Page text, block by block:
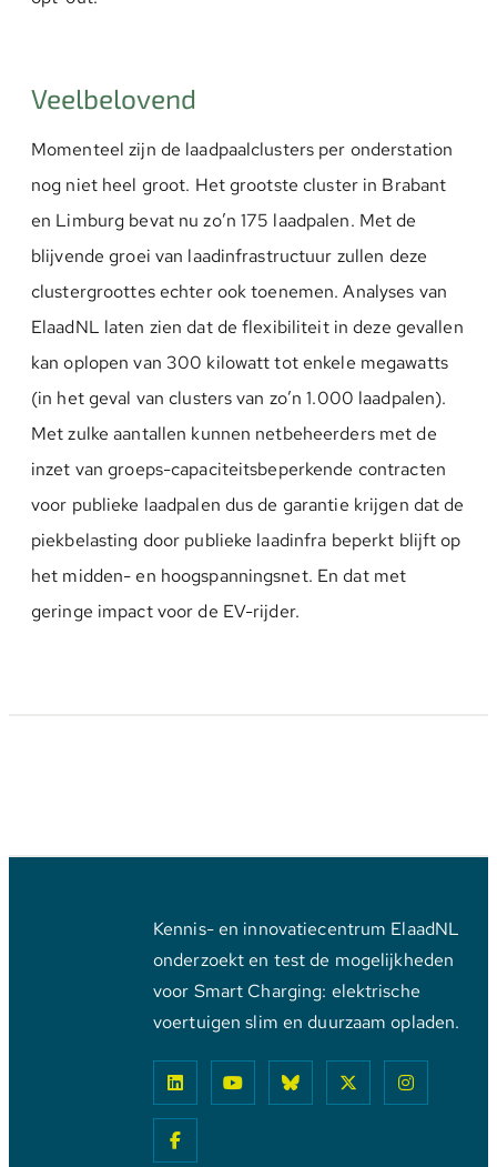
Veelbelovend
Momenteel zijn de laadpaalclusters per onderstation
nog niet heel groot. Het grootste cluster in Brabant
en Limburg bevat nu zo’n 175 laadpalen. Met de
blijvende groei van laadinfrastructuur zullen deze
clustergroottes echter ook toenemen. Analyses van
ElaadNL laten zien dat de flexibiliteit in deze gevallen
kan oplopen van 300 kilowatt tot enkele megawatts
(in het geval van clusters van zo’n 1.000 laadpalen).
Met zulke aantallen kunnen netbeheerders met de
inzet van groeps-capaciteitsbeperkende contracten
voor publieke laadpalen dus de garantie krijgen dat de
piekbelasting door publieke laadinfra beperkt blijft op
het midden- en hoogspanningsnet. En dat met
geringe impact voor de EV-rijder.
Kennis- en innovatiecentrum ElaadNL
onderzoekt en test de mogelijkheden
voor Smart Charging: elektrische
voertuigen slim en duurzaam opladen.